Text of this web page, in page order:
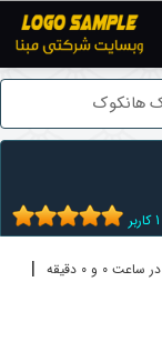
هانکوک
1کاربر
|